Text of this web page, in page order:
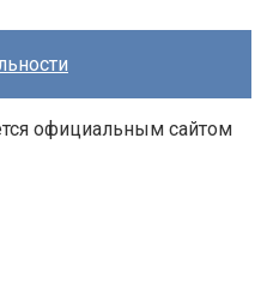
официальным сайтом